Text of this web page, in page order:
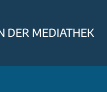
DER MEDIATHEK